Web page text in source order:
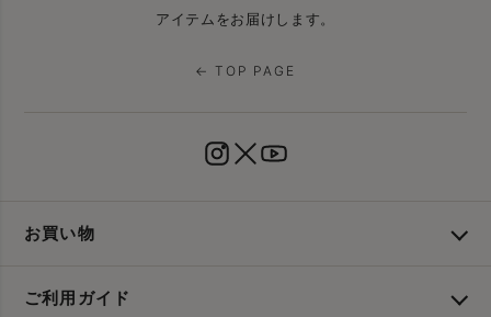
アイテムをお届けします。
← TOP PAGE
お買い物
ご利用ガイド